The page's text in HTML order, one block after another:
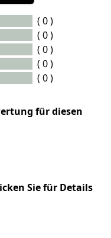
( 0 )
( 0 )
( 0 )
( 0 )
( 0 )
für diesen
Sie für Details